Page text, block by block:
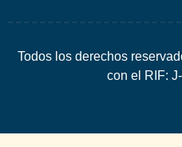
Todos los derechos
con el RIF: